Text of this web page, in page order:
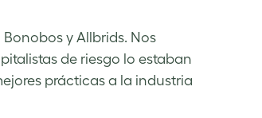
y Allbrids. Nos
de riesgo lo estaban
prácticas a la industria